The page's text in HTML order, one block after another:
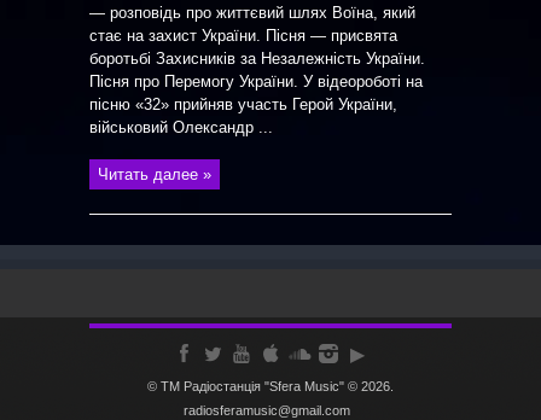
— розповідь про життєвий шлях Воїна, який
стає на захист України. Пісня — присвята
боротьбі Захисників за Незалежність України.
Пісня про Перемогу України. У відеороботі на
пісню «32» прийняв участь Герой України,
військовий Олександр ...
Читать далее »
© ТМ Радiостанцiя "Sfera Music" © 2026.
radiosferamusic@gmail.com